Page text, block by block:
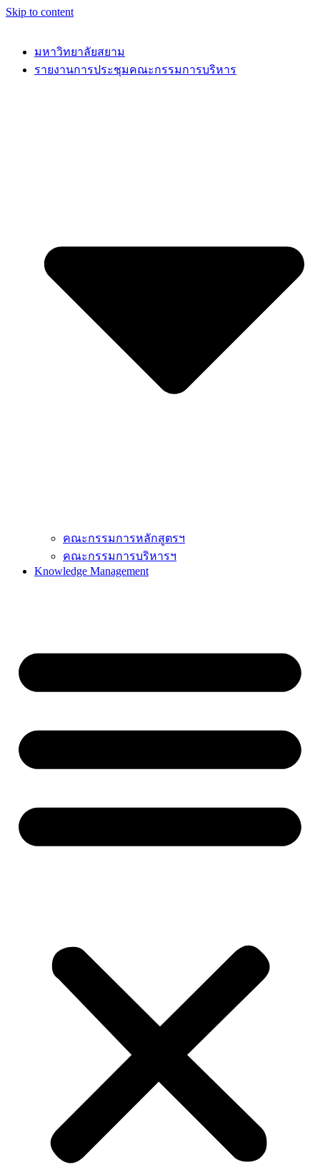
Skip to content
มหาวิทยาลัยสยาม
รายงานการประชุมคณะกรรมการบริหาร
คณะกรรมการหลักสูตรฯ
คณะกรรมการบริหารฯ
Knowledge Management